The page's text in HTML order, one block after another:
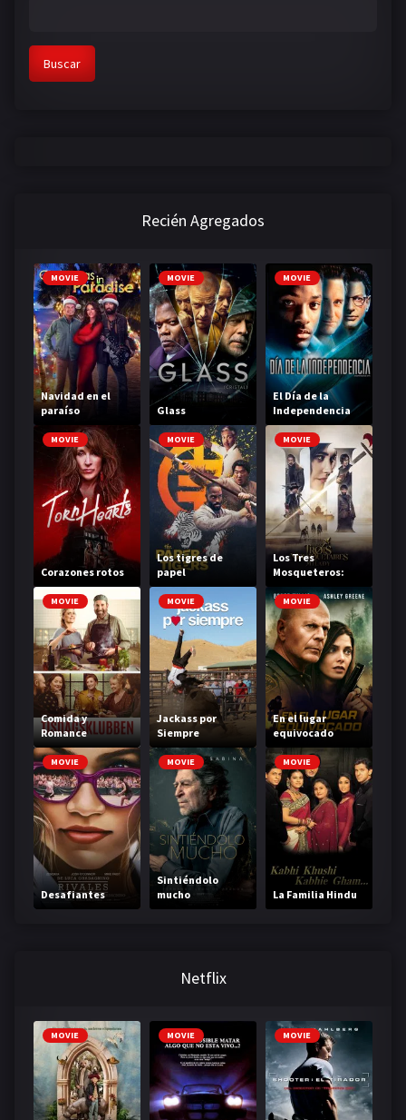
Buscar
Recién Agregados
MOVIE
Navidad en el
paraíso
MOVIE
Glass
MOVIE
El Día de la
Independencia
MOVIE
Corazones rotos
MOVIE
Los tigres de
papel
MOVIE
Los Tres
Mosqueteros:
Milady
MOVIE
Comida y
Romance
MOVIE
Jackass por
Siempre
MOVIE
En el lugar
equivocado
MOVIE
Desafiantes
MOVIE
Sintiéndolo
mucho
MOVIE
La Familia Hindu
Netflix
MOVIE MOVIE MOVIE